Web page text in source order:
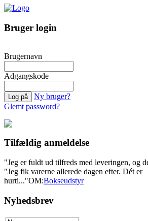
Bruger login
Brugernavn
Adgangskode
Ny bruger?
Glemt password?
Tilfældig anmeldelse
"Jeg er fuldt ud tilfreds med leveringen, og
"Jeg fik varerne allerede dagen efter. Dét er
hurti..."OM:Bokseudstyr
Nyhedsbrev